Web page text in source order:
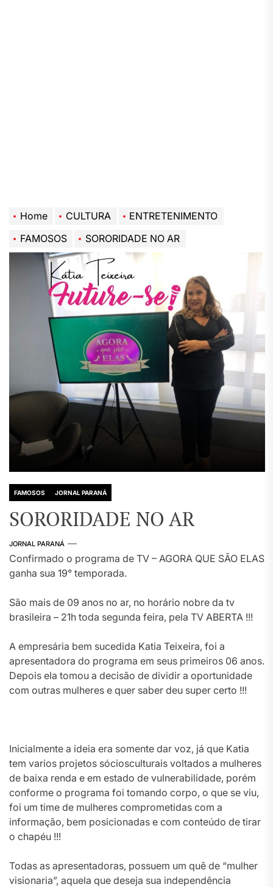
Home CULTURA
ENTRETENIMENTO
FAMOSOS
SORORIDADE NO AR
FAMOSOS JORNAL PARANÁ
SORORIDADE NO AR
JORNAL PARANÁ
Confirmado o programa de TV – AGORA QUE SÃO ELAS
ganha sua 19° temporada.
São mais de 09 anos no ar, no horário nobre da tv
brasileira – 21h toda segunda feira, pela TV ABERTA !!!
A empresária bem sucedida Katia Teixeira, foi a
apresentadora do programa em seus primeiros 06 anos.
Depois ela tomou a decisão de dividir a oportunidade
com outras mulheres e quer saber deu super certo !!!
Inicialmente a ideia era somente dar voz, já que Katia
tem varios projetos sóciosculturais voltados a mulheres
de baixa renda e em estado de vulnerabilidade, porém
conforme o programa foi tomando corpo, o que se viu,
foi um time de mulheres comprometidas com a
informação, bem posicionadas e com conteúdo de tirar
o chapéu !!!
Todas as apresentadoras, possuem um quê​ de “mulher
visionaria”, aquela que deseja sua independência